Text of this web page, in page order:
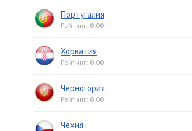
Португалия
Рейтинг: 0.00
Хорватия
Рейтинг: 0.00
Черногория
Рейтинг: 0.00
Чехия